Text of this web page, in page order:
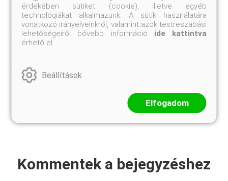
értelmezése:A zónák meghatározásához több
évtizedes meteorológiai adatokat használtak föl,
ami egy adott terület átlagos évi abszolút minimum
hőmérsékletén alapszik.A zónák számozása 1-10-ig
terjed: leghidegebb az 1-es számú (átl. absz. min.
hőm. -40°C), míg a legmelegebb a 10-es zóna (átl.
fokonként (kb.5,5 °C) változnak. Mivel ez az érték
még mindig meglehetősen nagy különbségeket
foglalhat magában, minden egyes zónát még két
alzónára ('a' és 'b' alzóna) osztottak, melyek közül
az 'a' alzóna a hidegebb, a 'b' pedig az enyhébb.
Kommentek a bejegyzéshez
érdekében sütiket (cookie), illetve egyéb
technológiákat alkalmazunk. A sütik használatára
vonatkozó irányelveinkről, valamint azok testreszabási
lehetőségeiről bővebb információ ide kattintva
érhető el.
Beállítások
Elfogadom